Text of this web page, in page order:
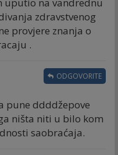
uputio na vandrednu
zdravstvenog
provjere znanja o
.
pune ddddžepove
ništa niti u bilo kom
saobraćaja.
ODGOVORITE